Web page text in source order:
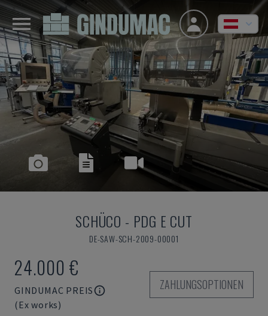
SCHÜCO - PDG E CUT
DE-SAW-SCH-2009-00001
24.000 €
GINDUMAC PREIS
(Ex works)
ZAHLUNGSOPTIONEN